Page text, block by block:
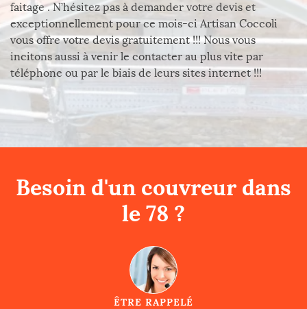
faitage . N’hésitez pas à demander votre devis et
exceptionnellement pour ce mois-ci Artisan Coccoli
vous offre votre devis gratuitement !!! Nous vous
incitons aussi à venir le contacter au plus vite par
téléphone ou par le biais de leurs sites internet !!!
Besoin d'un couvreur dans
le 78 ?
ÊTRE RAPPELÉ